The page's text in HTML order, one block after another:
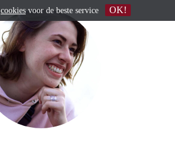
cookies voor de beste service OK!